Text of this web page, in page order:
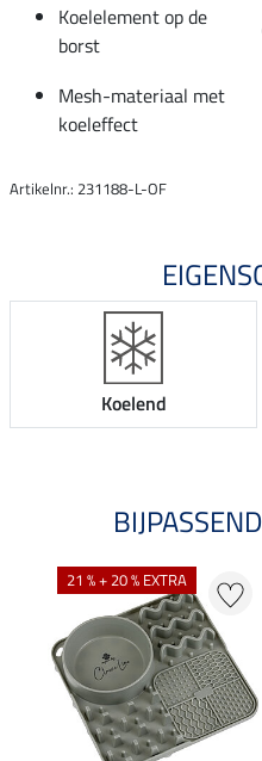
Koelelement op de
borst
Mesh-materiaal met
koeleffect
Artikelnr.: 231188-L-OF
Koelend
21 % + 20 % EXTRA